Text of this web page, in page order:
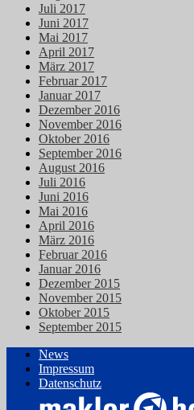
Juli 2017
Juni 2017
Mai 2017
April 2017
März 2017
Februar 2017
Januar 2017
Dezember 2016
November 2016
Oktober 2016
September 2016
August 2016
Juli 2016
Juni 2016
Mai 2016
April 2016
März 2016
Februar 2016
Januar 2016
Dezember 2015
November 2015
Oktober 2015
September 2015
News
Impressum
Datenschutz